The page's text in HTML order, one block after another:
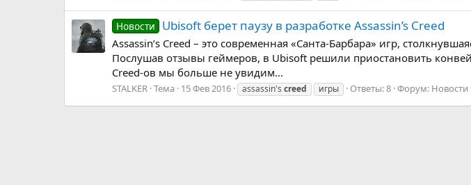
Новости Ubisoft берет паузу в разработке Assassin’s Creed
Assassin’s Creed – это современная «Санта-Барбара» игр,
Послушав отзывы геймеров, в Ubisoft решили приостановить
Creed-ов мы больше не увидим...
STALKER Тема 15 Фев 2016 assassin's creed игры Ответы: 8 Форум: Новости